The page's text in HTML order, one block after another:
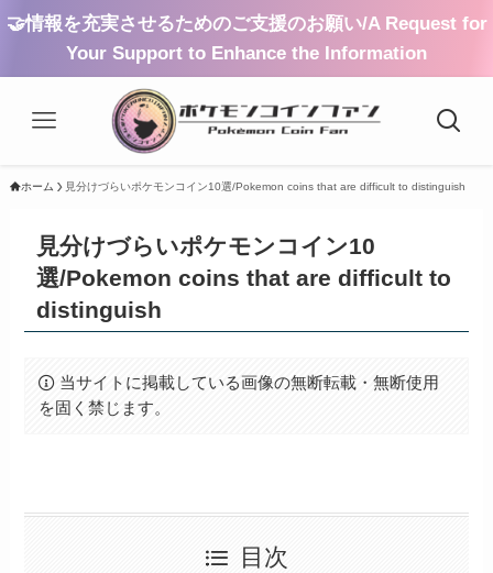
🤝情報を充実させるためのご支援のお願い/A Request for
Your Support to Enhance the Information
ホーム 見分けづらいポケモンコイン10選/Pokemon coins that are difficult to distinguish
見分けづらいポケモンコイン10
選/Pokemon coins that are difficult to
distinguish
当サイトに掲載している画像の無断転載・無断使用
を固く禁じます。
目次